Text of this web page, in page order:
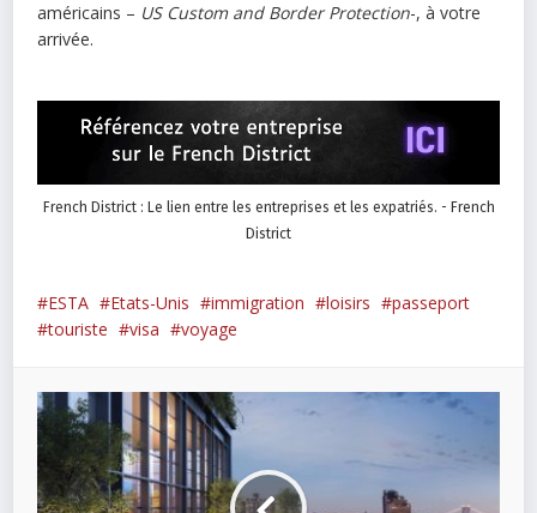
américains – US Custom and Border Protection-, à votre
arrivée.
French District : Le lien entre les entreprises et les expatriés. - French
District
ESTA Etats-Unis immigration loisirs
passeport
touriste
visa voyage